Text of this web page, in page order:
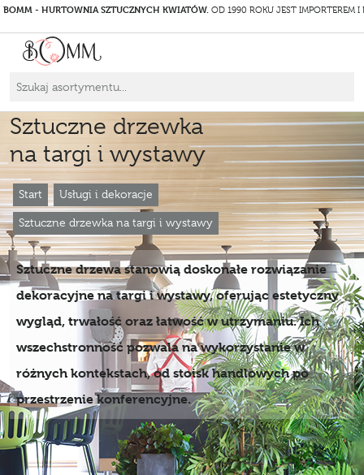
BOMM - HURTOWNIA SZTUCZNYCH KWIATÓW. OD 1990 ROKU JEST IMPORTEREM
Sztuczne drzewka
na targi i wystawy
Start Usługi i dekoracje
Sztuczne drzewka na targi i wystawy
Sztuczne drzewa stanowią doskonałe rozwiązanie
dekoracyjne na targi i wystawy, oferując estetyczny
wygląd, trwałość oraz łatwość w utrzymaniu. Ich
wszechstronność pozwala na wykorzystanie w
różnych kontekstach, od stoisk handlowych po
przestrzenie konferencyjne.